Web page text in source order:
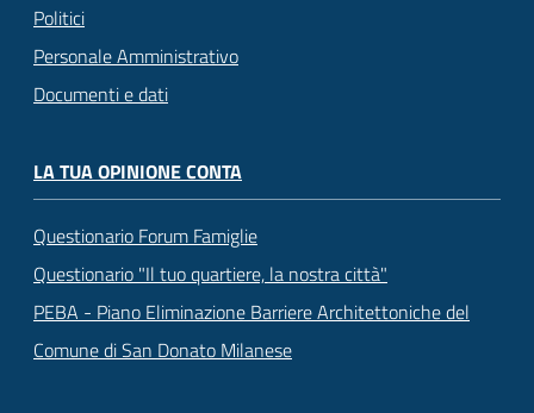
Politici
Personale Amministrativo
Documenti e dati
LA TUA OPINIONE CONTA
Questionario Forum Famiglie
Questionario "Il tuo quartiere, la nostra città"
PEBA - Piano Eliminazione Barriere Architettoniche del
Comune di San Donato Milanese